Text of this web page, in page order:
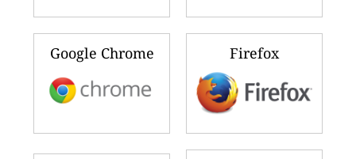
Google Chrome Firefox